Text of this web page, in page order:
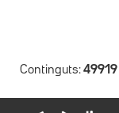
Continguts: 49919